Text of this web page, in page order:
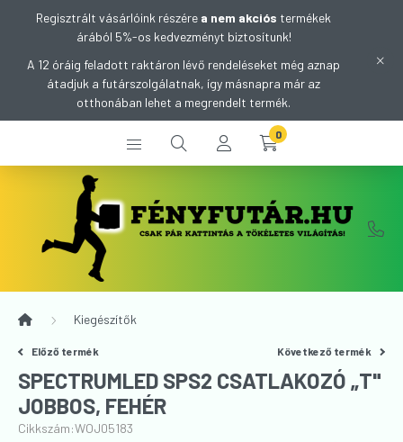
Regisztrált vásárlóink részére a nem akciós termékek
árából 5%-os kedvezményt biztosítunk!
A 12 óráig feladott raktáron lévő rendeléseket még aznap
átadjuk a futárszolgálatnak, így másnapra már az
otthonában lehet a megrendelt termék.
0
Kiegészítők
Előző termék Következő termék
SPECTRUMLED SPS2 CSATLAKOZÓ „T"
JOBBOS, FEHÉR
Cikkszám:WOJ05183